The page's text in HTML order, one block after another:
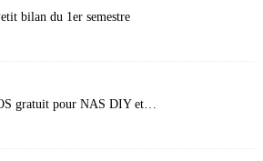
bilan du 1er semestre
gratuit pour NAS DIY et…